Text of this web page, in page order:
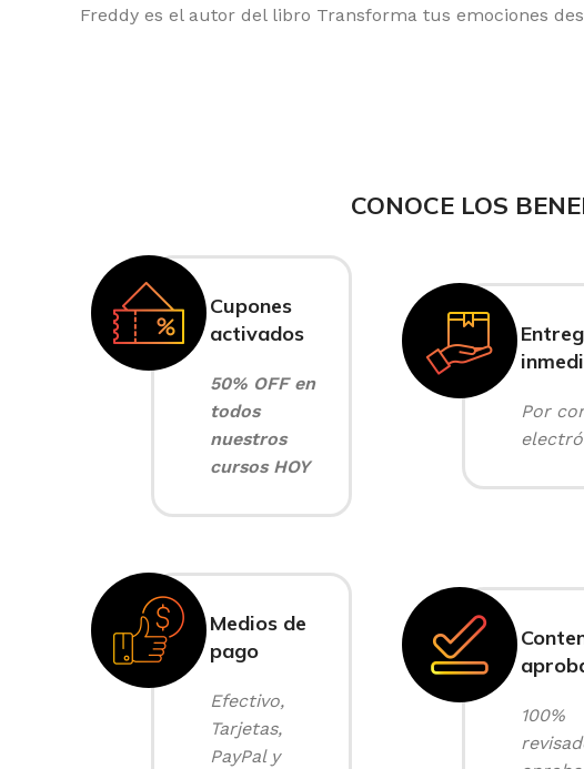
Freddy es el autor del libro Transforma tus emociones
CONOCE LOS
Cupones
activados
50% OFF en
todos
nuestros
cursos HOY
Por
Medios de
pago
Efectivo,
Tarjetas,
PayPal y
100%